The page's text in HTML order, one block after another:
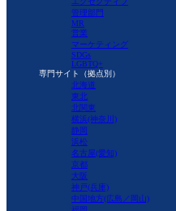
管理部門
MR
営業
マーケティング
SDGs
LGBTQ+
専門サイト（拠点別）
北海道
東北
北関東
横浜(神奈川)
静岡
浜松
名古屋(愛知)
京都
大阪
神戸(兵庫)
中国地方(広島／岡山)